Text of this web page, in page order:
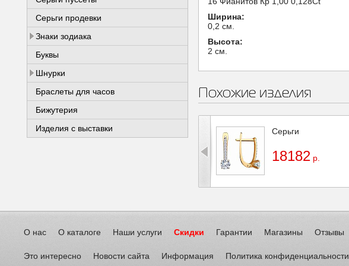
Серьги продевки
Знаки зодиака
Буквы
Шнурки
Браслеты для часов
Бижутерия
Изделия с выставки
Ширина:
0,2 см.
Высота:
2 см.
Похожие изделия
Серьги
18182 р.
О нас О каталоге Наши услуги Скидки Гарантии Магазины Отзывы
Это интересно Новости сайта Информация Политика конфиденциальности